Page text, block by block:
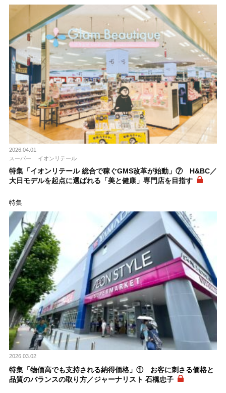
2026.04.01
スーパー
イオンリテール
特集「イオンリテール 総合で稼ぐGMS改革が始動」⑦ H&BC／
大日モデルを起点に選ばれる「美と健康」専門店を目指す
特集
2026.03.02
特集「物価高でも支持される納得価格」① お客に刺さる価格と
品質のバランスの取り方／ジャーナリスト 石橋忠子